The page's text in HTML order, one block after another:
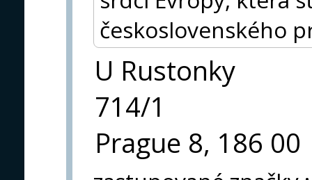
československého
U Rustonky
714/1
Prague 8, 186 00